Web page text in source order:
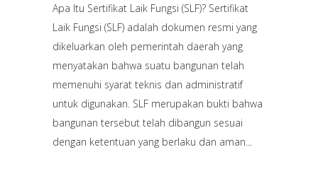
Apa Itu Sertifikat Laik Fungsi (SLF)? Sertifikat
Laik Fungsi (SLF) adalah dokumen resmi yang
dikeluarkan oleh pemerintah daerah yang
menyatakan bahwa suatu bangunan telah
memenuhi syarat teknis dan administratif
untuk digunakan. SLF merupakan bukti bahwa
bangunan tersebut telah dibangun sesuai
dengan ketentuan yang berlaku dan aman